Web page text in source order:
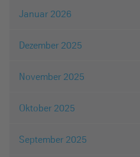
Januar 2026
Dezember 2025
November 2025
Oktober 2025
September 2025